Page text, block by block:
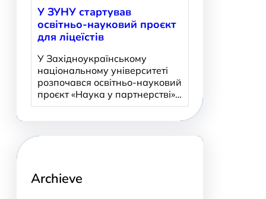
У ЗУНУ стартував
освітньо-науковий проєкт
для ліцеїстів
У Західноукраїнському
національному університеті
розпочався освітньо-науковий
проєкт «Наука у партнерстві»…
Archieve